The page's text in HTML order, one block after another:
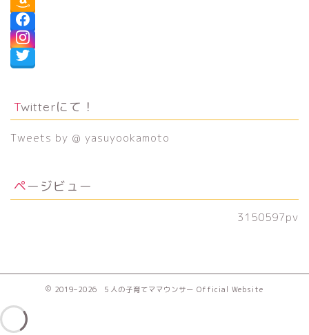
Twitterにて！
Tweets by @ yasuyookamoto
ページビュー
3150597pv
2019–2026 ５人の子育てママウンサー Official Website